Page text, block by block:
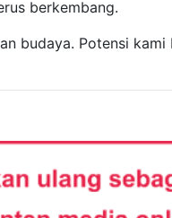
berkembang.
budaya. Potensi kami